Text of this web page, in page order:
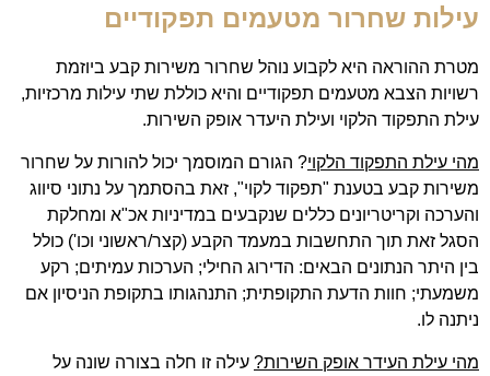
עילות שחרור מטעמים תפקודיים
מטרת ההוראה היא לקבוע נוהל שחרור משירות קבע ביוזמת
רשויות הצבא מטעמים תפקודיים והיא כוללת שתי עילות מרכזיות,
עילת התפקוד הלקוי ועילת היעדר אופק השירות.
מהי עילת התפקוד הלקוי? הגורם המוסמך יכול להורות על שחרור
משירות קבע בטענת "תפקוד לקוי", זאת בהסתמך על נתוני סיווג
והערכה וקריטריונים כללים שנקבעים במדיניות אכ"א ומחלקת
הסגל זאת תוך התחשבות במעמד הקבע (קצר/ראשוני וכו') כולל
בין היתר הנתונים הבאים: הדירוג החילי; הערכות עמיתים; רקע
משמעתי; חוות הדעת התקופתית; התנהגותו בתקופת הניסיון אם
ניתנה לו.
מהי עילת העידר אופק השירות? עילה זו חלה בצורה שונה על